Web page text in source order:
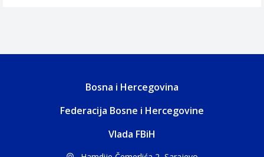
Bosna i Hercegovina
Federacija Bosne i Hercegovine
Vlada FBiH